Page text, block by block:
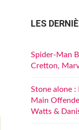
LES
Spider-Man
Cretton,
Stone alone
Main
Watts &